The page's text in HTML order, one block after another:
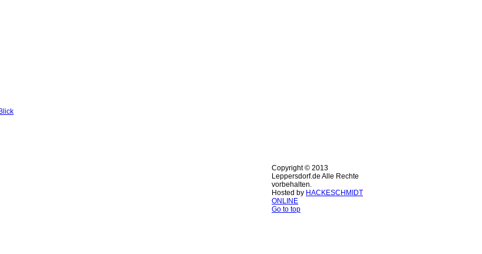
Copyright © 2013
Leppersdorf.de Alle Rechte
vorbehalten.
Hosted by HACKESCHMIDT
ONLINE
Go to top